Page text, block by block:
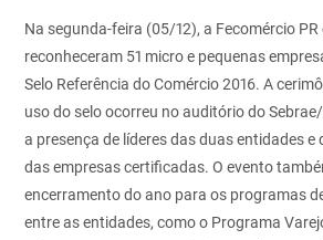
Na segunda-feira (05/12), a Fecomércio PR
reconheceram 51 micro e pequenas
Selo Referência do Comércio 2016. A
uso do selo ocorreu no auditório do
a presença de líderes das duas entidades e
das empresas certificadas. O evento
encerramento do ano para os programas
entre as entidades, como o Programa